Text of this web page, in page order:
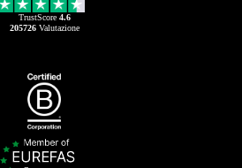
TrustScore 4.6
205726Valutazione